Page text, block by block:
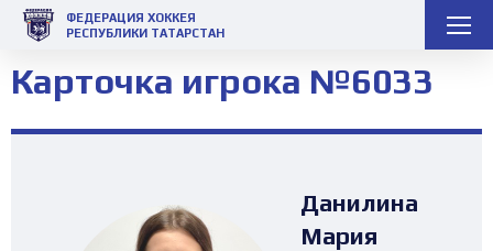
ФЕДЕРАЦИЯ ХОККЕЯ
РЕСПУБЛИКИ ТАТАРСТАН
Карточка игрока №6033
Данилина
Мария